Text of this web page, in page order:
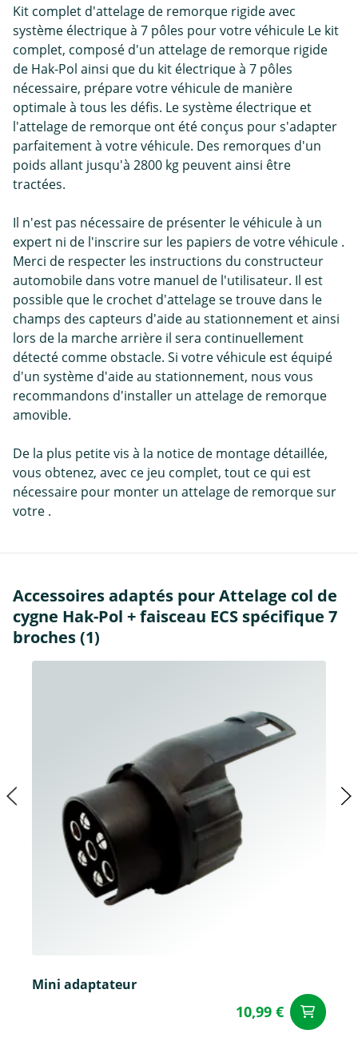
Kit complet d'attelage de remorque rigide avec
système électrique à 7 pôles pour votre véhicule Le kit
complet, composé d'un attelage de remorque rigide
de Hak-Pol ainsi que du kit électrique à 7 pôles
nécessaire, prépare votre véhicule de manière
optimale à tous les défis. Le système électrique et
l'attelage de remorque ont été conçus pour s'adapter
parfaitement à votre véhicule. Des remorques d'un
poids allant jusqu'à 2800 kg peuvent ainsi être
tractées.
Il n'est pas nécessaire de présenter le véhicule à un
expert ni de l'inscrire sur les papiers de votre véhicule .
Merci de respecter les instructions du constructeur
automobile dans votre manuel de l'utilisateur. Il est
possible que le crochet d'attelage se trouve dans le
champs des capteurs d'aide au stationnement et ainsi
lors de la marche arrière il sera continuellement
détecté comme obstacle. Si votre véhicule est équipé
d'un système d'aide au stationnement, nous vous
recommandons d'installer un attelage de remorque
amovible.
De la plus petite vis à la notice de montage détaillée,
vous obtenez, avec ce jeu complet, tout ce qui est
nécessaire pour monter un attelage de remorque sur
votre .
Accessoires adaptés pour Attelage col de
cygne Hak-Pol + faisceau ECS spécifique 7
broches (1)
Mini adaptateur
10,99 €